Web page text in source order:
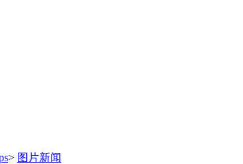
> 图片新闻